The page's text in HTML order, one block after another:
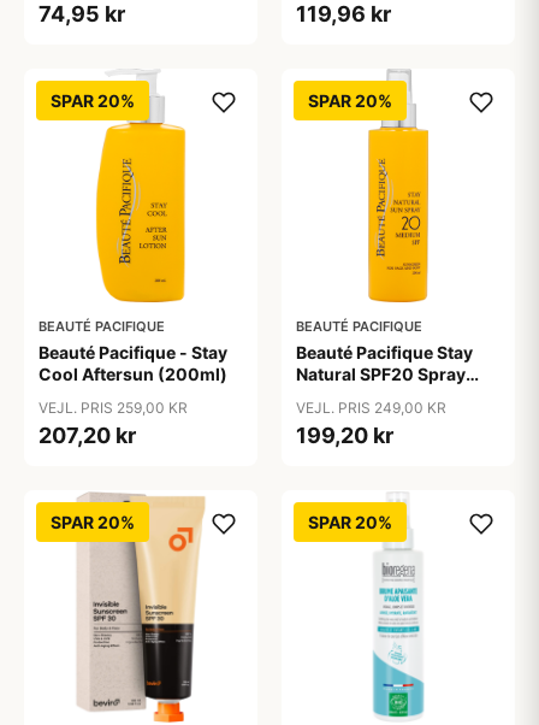
74,95 kr 119,96 kr
SPAR 20%
BEAUTÉ PACIFIQUE
Beauté Pacifique - Stay
Cool Aftersun (200ml)
VEJL. PRIS 259,00 KR
207,20 kr
SPAR 20%
BEAUTÉ PACIFIQUE
Beauté Pacifique Stay
Natural SPF20 Spray
VEJL. PRIS 249,00 KR
199,20 kr
SPAR 20% SPAR 20%